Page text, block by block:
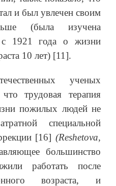
и был увлечен своим
(была изучена
с 1921 года о жизни
10 лет) [11].
ученых
трудовая терапия
пожилых людей не
специальной
[16] (Reshetova,
большинство
работать после
возраста, и